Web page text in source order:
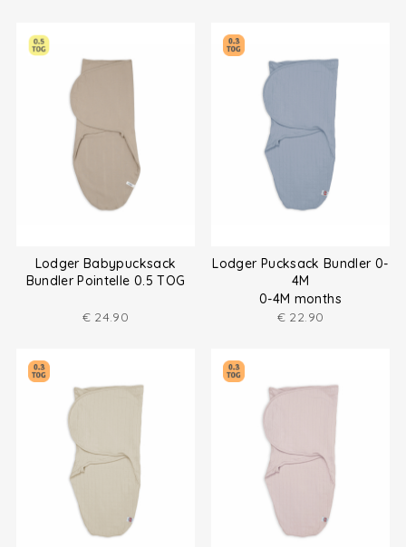
Lodger Babypucksack
Bundler Pointelle 0.5 TOG
€ 24.90
Lodger Pucksack Bundler 0-
4M
0-4M months
€ 22.90